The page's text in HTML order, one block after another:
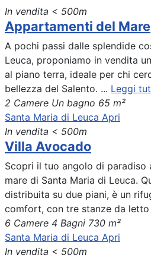
In vendita < 500m
Appartamenti del Mare
A pochi passi dalle splendide
Leuca, proponiamo in vendita
al piano terra, ideale per chi
bellezza del Salento. ... Leggi
2 Camere Un bagno 65 m²
Santa Maria di Leuca Apri
In vendita < 500m
Villa Avocado
Scopri il tuo angolo di paradiso
mare di Santa Maria di Leuca.
distribuita su due piani, è un
comfort, con tre stanze da letto
6 Camere 4 Bagni 730 m²
Santa Maria di Leuca Apri
In vendita < 500m